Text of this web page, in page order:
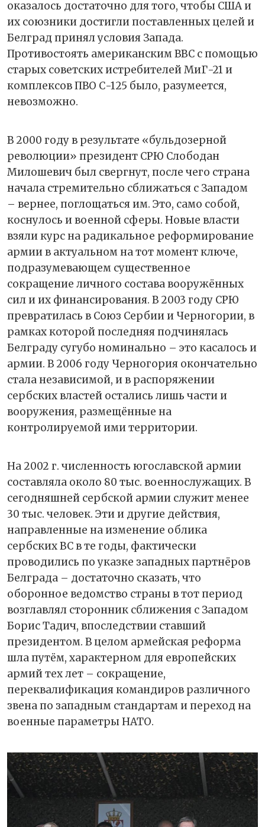
оказалось достаточно для того, чтобы США и
их союзники достигли поставленных целей и
Белград принял условия Запада.
Противостоять американским ВВС с помощью
старых советских истребителей МиГ-21 и
комплексов ПВО С-125 было, разумеется,
невозможно.
В 2000 году в результате «бульдозерной
революции» президент СРЮ Слободан
Милошевич был свергнут, после чего страна
начала стремительно сближаться с Западом
– вернее, поглощаться им. Это, само собой,
коснулось и военной сферы. Новые власти
взяли курс на радикальное реформирование
армии в актуальном на тот момент ключе,
подразумевающем существенное
сокращение личного состава вооружённых
сил и их финансирования. В 2003 году СРЮ
превратилась в Союз Сербии и Черногории, в
рамках которой последняя подчинялась
Белграду сугубо номинально – это касалось и
армии. В 2006 году Черногория окончательно
стала независимой, и в распоряжении
сербских властей остались лишь части и
вооружения, размещённые на
контролируемой ими территории.
На 2002 г. численность югославской армии
составляла около 80 тыс. военнослужащих. В
сегодняшней сербской армии служит менее
30 тыс. человек. Эти и другие действия,
направленные на изменение облика
сербских ВС в те годы, фактически
проводились по указке западных партнёров
Белграда – достаточно сказать, что
оборонное ведомство страны в тот период
возглавлял сторонник сближения с Западом
Борис Тадич, впоследствии ставший
президентом. В целом армейская реформа
шла путём, характерном для европейских
армий тех лет – сокращение,
переквалификация командиров различного
звена по западным стандартам и переход на
военные параметры НАТО.